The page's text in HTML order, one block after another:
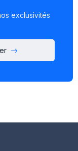
exclusivités